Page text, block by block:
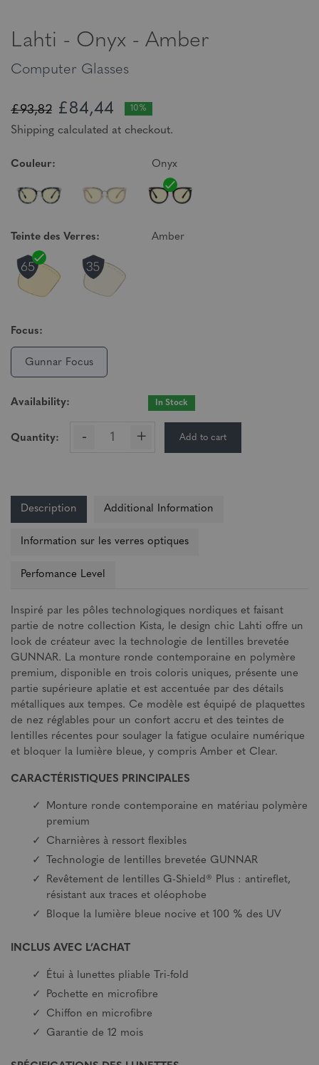
Lahti - Onyx - Amber
Computer Glasses
£93,82 £84,44 10%
Shipping calculated at checkout.
Couleur: Onyx
Teinte des Verres: Amber
Focus:
Gunnar Focus
Availability: In Stock
Quantity: - + Add to cart
Description Additional Information
Information sur les verres optiques
Perfomance Level
Inspiré par les pôles technologiques nordiques et faisant
partie de notre collection Kista, le design chic Lahti offre un
look de créateur avec la technologie de lentilles brevetée
GUNNAR. La monture ronde contemporaine en polymère
premium, disponible en trois coloris uniques, présente une
partie supérieure aplatie et est accentuée par des détails
métalliques aux tempes. Ce modèle est équipé de plaquettes
de nez réglables pour un confort accru et des teintes de
lentilles récentes pour soulager la fatigue oculaire numérique
et bloquer la lumière bleue, y compris Amber et Clear.
CARACTÉRISTIQUES PRINCIPALES
Monture ronde contemporaine en matériau polymère
premium
Charnières à ressort flexibles
Technologie de lentilles brevetée GUNNAR
Revêtement de lentilles G-Shield® Plus : antireflet,
résistant aux traces et oléophobe
Bloque la lumière bleue nocive et 100 % des UV
INCLUS AVEC L’ACHAT
Étui à lunettes pliable Tri-fold
Pochette en microfibre
Chiffon en microfibre
Garantie de 12 mois